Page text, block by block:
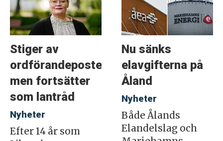
Stiger av
ordförandeposten
men fortsätter
som lantråd
Nyheter
Efter 14 år som
Nu sänks
elavgifterna på
Åland
Nyheter
Både Ålands
Elandelslag och